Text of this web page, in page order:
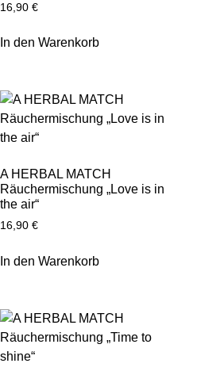
16,90 €
In den Warenkorb
A HERBAL MATCH
Räuchermischung „Love is in
the air“
16,90 €
In den Warenkorb